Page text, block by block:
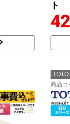
ト
TOTO
商品コ